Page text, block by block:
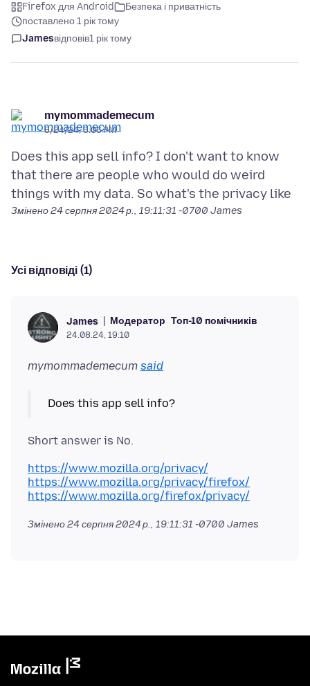
Firefox для Android
Безпека і приватність
поставлено 1 рік тому
Jamesвідповів1 рік тому
mymommademecum
8/24/24, 6:06 PM
Does this app sell info? I don't want to know
that there are people who would do weird
Змінено24 серпня 2024 р., 19:11:31 -0700 James
Усі відповіді (1)
James Модератор Топ-10 помічників
24.08.24, 19:10
mymommademecum said
https://www.mozilla.org/privacy/
https://www.mozilla.org/privacy/firefox/
https://www.mozilla.org/firefox/privacy/
Змінено24 серпня 2024 р., 19:11:31 -0700 James